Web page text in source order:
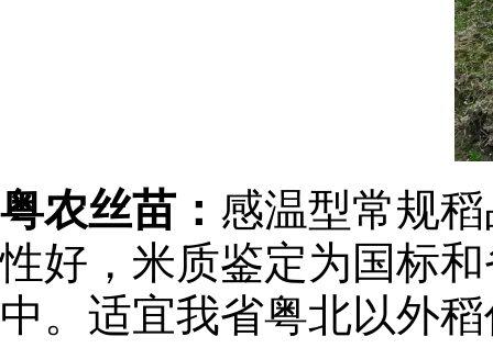
粤农丝苗： 感温型常规
性好，米质鉴定为国标
中。适宜我省粤北以外